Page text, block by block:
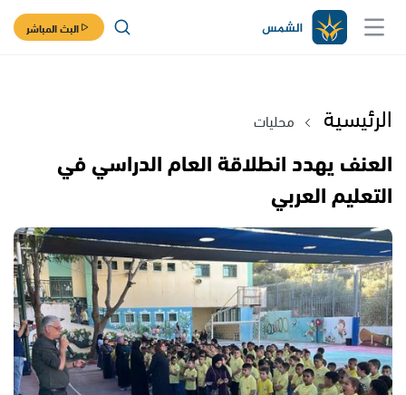
البث المباشر
الرئيسية محليات
العنف يهدد انطلاقة العام الدراسي في
التعليم العربي